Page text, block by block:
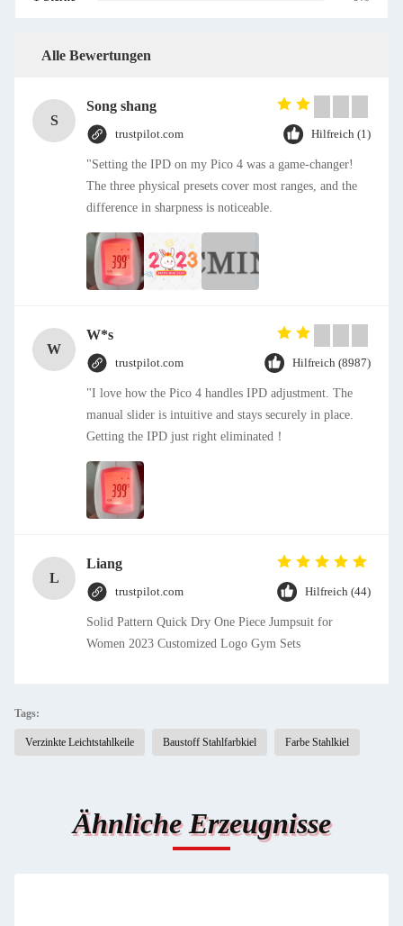
Alle Bewertungen
S
Song shang
trustpilot.com Hilfreich (1)
"Setting the IPD on my Pico 4 was a game-changer!
The three physical presets cover most ranges, and the
difference in sharpness is noticeable.
W
W*s
trustpilot.com Hilfreich (8987)
"I love how the Pico 4 handles IPD adjustment. The
manual slider is intuitive and stays securely in place.
Getting the IPD just right eliminated！
L
Liang
trustpilot.com Hilfreich (44)
Solid Pattern Quick Dry One Piece Jumpsuit for
Women 2023 Customized Logo Gym Sets
Tags:
Verzinkte Leichtstahlkeile Baustoff Stahlfarbkiel Farbe Stahlkiel
Ähnliche Erzeugnisse